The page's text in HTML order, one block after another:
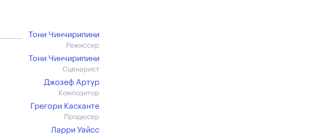
Тони Чинчирипини
Режиссер
Тони Чинчирипини
Сценарист
Джозеф Артур
Композитор
Грегори Касканте
Продюсер
Ларри Уайсс